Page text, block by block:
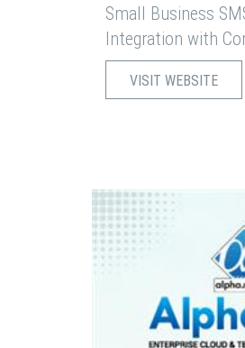
Small Business
Integration with
VISIT WEBSITE